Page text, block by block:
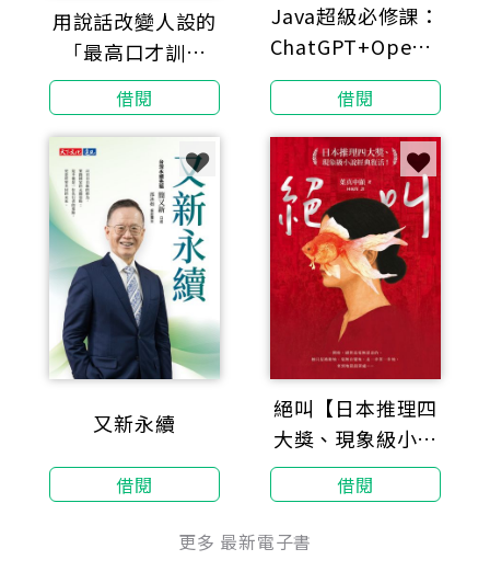
用說話改變人設的
「最高口才訓練
法」：流量百萬的
說話之道！從聲
音、邏輯到情商，
一開口就動聽的7
堂流利表達課（暢
銷紀念版）
借閱
Java超級必修課：
ChatGPT+OpenAI
API實戰開發、ITS
Java國際認證
借閱
又新永續
借閱
絕叫【日本推理四
大獎、現象級小說
經典復活！】
借閱
更多 最新電子書